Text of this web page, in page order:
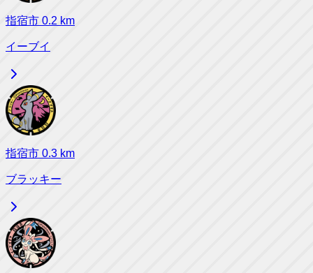
指宿市 0.2 km
イーブイ
指宿市 0.3 km
ブラッキー